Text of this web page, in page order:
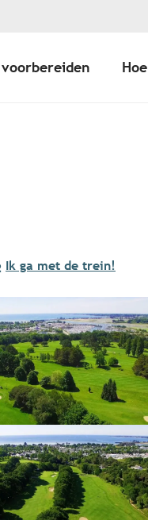
Ik ga met de trein!